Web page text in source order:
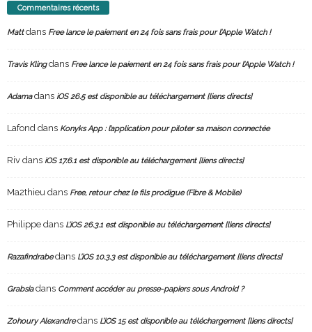
Commentaires récents
Mattdans Free lance le paiement en 24 fois sans frais pour l’Apple Watch !
Travis Klingdans Free lance le paiement en 24 fois sans frais pour l’Apple Watch !
Adamadans iOS 26.5 est disponible au téléchargement [liens directs]
Lafond dans Konyks App : l’application pour piloter sa maison connectée
Riv dans iOS 17.6.1 est disponible au téléchargement [liens directs]
Ma2thieu dans Free, retour chez le fils prodigue (Fibre & Mobile)
Philippe dans L’iOS 26.3.1 est disponible au téléchargement [liens directs]
Razafindrabedans L’iOS 10.3.3 est disponible au téléchargement [liens directs]
Grabsiadans Comment accéder au presse-papiers sous Android ?
Zohoury Alexandredans L’iOS 15 est disponible au téléchargement [liens directs]